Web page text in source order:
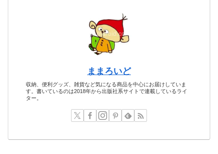
ままろいど
収納、便利グッズ、雑貨など気になる商品を中心にお届けしていま
す。書いているのは2018年から出版社系サイトで連載しているライ
ター。